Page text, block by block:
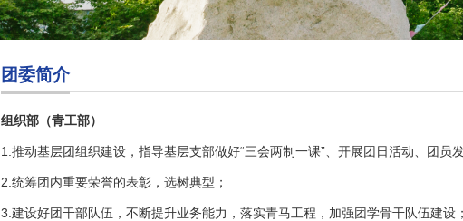
团委简介
组织部（青工部）
1.推动基层团组织建设，指导基层支部做好“三会两制一课”、开展团日活动、团员
2.统筹团内重要荣誉的表彰，选树典型；
3.建设好团干部队伍，不断提升业务能力，落实青马工程，加强团学骨干队伍建设；